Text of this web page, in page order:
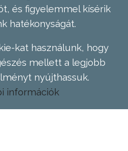
és figyelemmel kísérik
hatékonyságát.
kat használunk, hogy
mellett a legjobb
nyújthassuk.
információk